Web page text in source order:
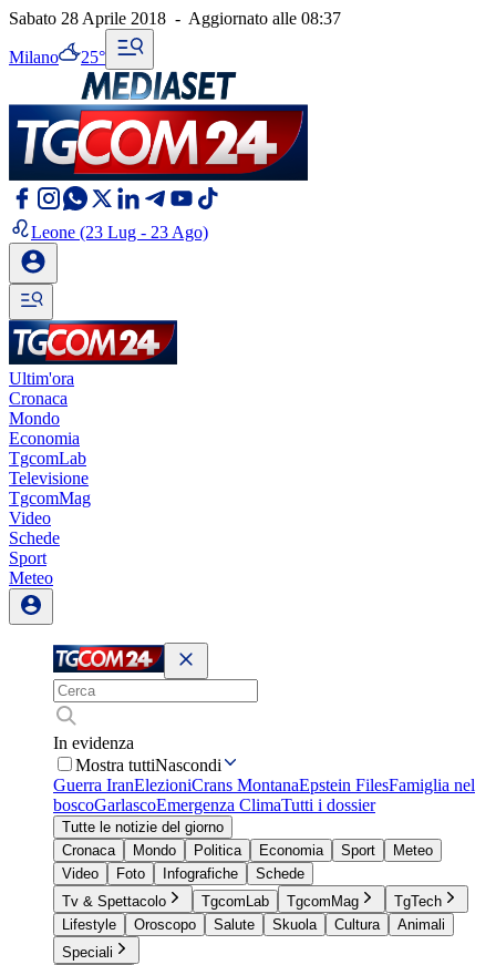
Sabato 28 Aprile 2018 - Aggiornato alle 08:37
Milano 25°
Leone (23 Lug - 23 Ago)
Ultim'ora
Cronaca
Mondo
Economia
TgcomLab
Televisione
TgcomMag
Video
Schede
Sport
Meteo
In evidenza
Mostra tuttiNascondi
Guerra IranElezioniCrans MontanaEpstein FilesFamiglia nel
boscoGarlascoEmergenza ClimaTutti i dossier
Tutte le notizie del giorno
Cronaca
Mondo Politica Economia Sport
Meteo
Video
Foto Infografiche
Schede
Tv & Spettacolo
TgcomLab TgcomMag
TgTech
Lifestyle
Oroscopo Salute Skuola Cultura
Animali
Speciali